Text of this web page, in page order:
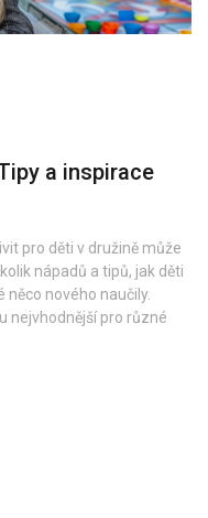
a inspirace
pro děti v družině může
nápadů a tipů, jak děti
něco nového naučily.
nejvhodnější pro různé